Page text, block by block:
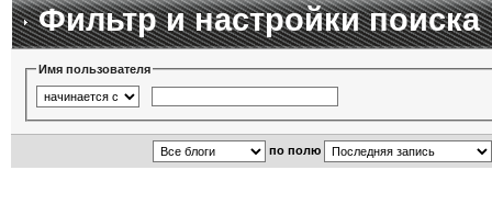
Фильтр и настройки поиска
Имя пользователя
по полю